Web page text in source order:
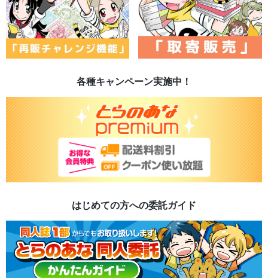
各種キャンペーン実施中！
はじめての方への委託ガイド